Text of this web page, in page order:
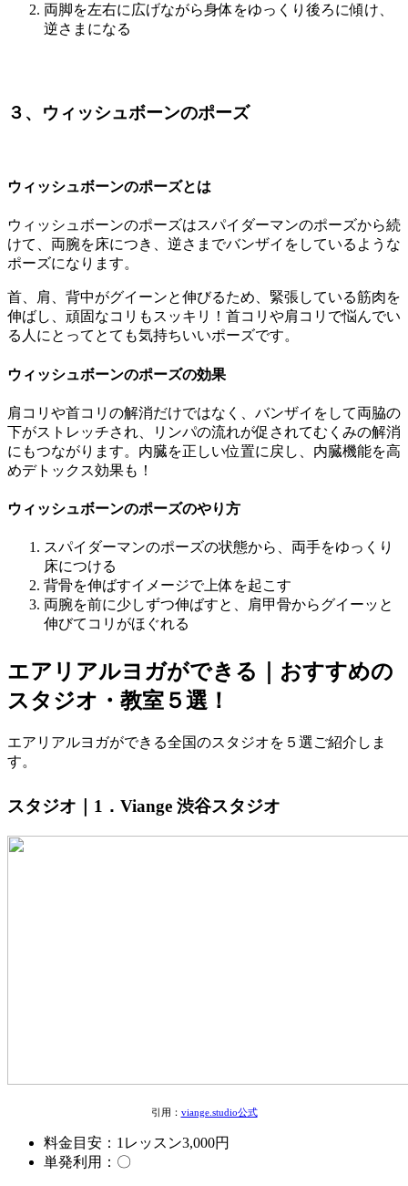
両脚を左右に広げながら身体をゆっくり後ろに傾け、
逆さまになる
３、ウィッシュボーンのポーズ
ウィッシュボーンのポーズとは
ウィッシュボーンのポーズはスパイダーマンのポーズから続
けて、両腕を床につき、逆さまでバンザイをしているような
ポーズになります。
首、肩、背中がグイーンと伸びるため、緊張している筋肉を
伸ばし、頑固なコリもスッキリ！ 首コリや肩コリで悩んでい
る人にとってとても気持ちいいポーズです。
ウィッシュボーンのポーズの効果
肩コリや首コリの解消だけではなく、バンザイをして両脇の
下がストレッチされ、リンパの流れが促されてむくみの解消
にもつながります。内臓を正しい位置に戻し、 内臓機能を高
めデトックス効果も！
ウィッシュボーンのポーズのやり方
スパイダーマンのポーズの状態から、両手をゆっくり
床につける
背骨を伸ばすイメージで上体を起こす
両腕を前に少しずつ伸ばすと、肩甲骨からグイーッと
伸びてコリがほぐれる
エアリアルヨガができる｜おすすめの
スタジオ・教室５選！
エアリアルヨガができる全国のスタジオを５選ご紹介しま
す。
スタジオ｜1．Viange 渋谷スタジオ
引用： viange.studio公式
料金目安：1レッスン3,000円
単発利用：〇